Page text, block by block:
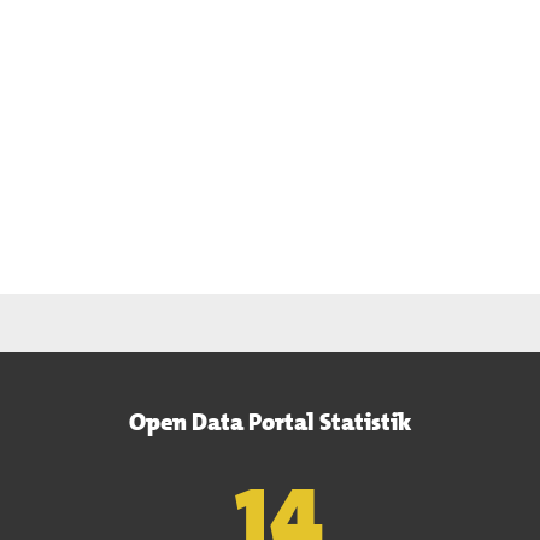
Open Data Portal Statistik
15